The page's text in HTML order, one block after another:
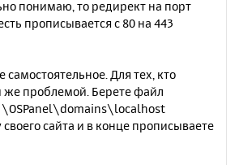
понимаю, то редирект на порт
прописывается с 80 на 443
Для тех, кто
же проблемой. Берете файл
\OSPanel\domains\localhost
сайта и в конце прописываете